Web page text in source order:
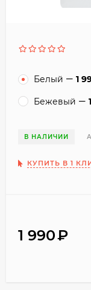
Белый 1
Бежевый
В НАЛИЧИИ
КУПИТЬ В 1
1 990₽